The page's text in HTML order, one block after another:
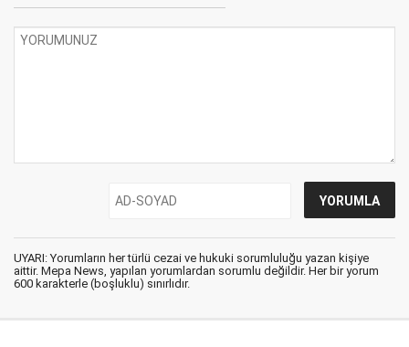
UYARI: Yorumların her türlü cezai ve hukuki sorumluluğu yazan kişiye
aittir. Mepa News, yapılan yorumlardan sorumlu değildir. Her bir yorum
600 karakterle (boşluklu) sınırlıdır.